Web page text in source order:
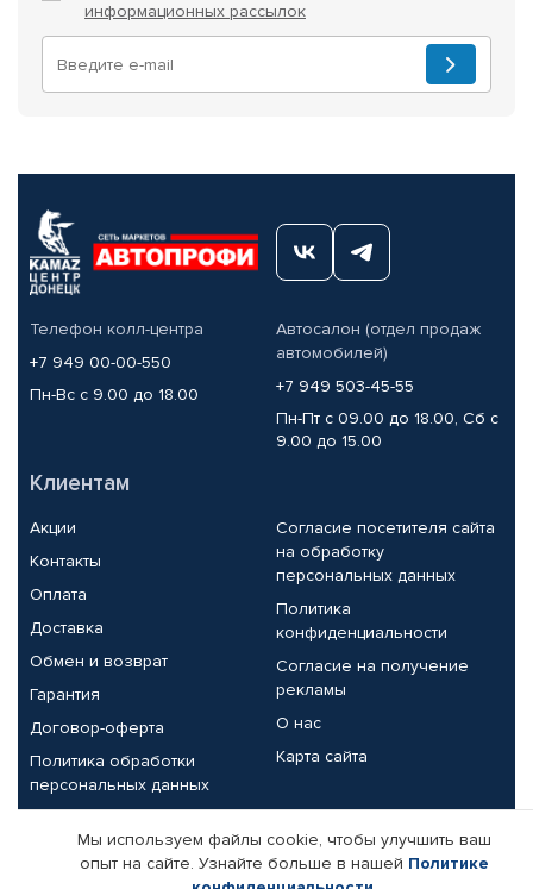
информационных рассылок
Телефон колл-центра
+7 949 00-00-550
Пн-Вс с 9.00 до 18.00
Автосалон (отдел продаж
автомобилей)
+7 949 503-45-55
Пн-Пт с 09.00 до 18.00, Сб с
9.00 до 15.00
Клиентам
Акции
Контакты
Оплата
Доставка
Обмен и возврат
Гарантия
Договор-оферта
Политика обработки
персональных данных
Согласие посетителя сайта
на обработку
персональных данных
Политика
конфиденциальности
Согласие на получение
рекламы
О нас
Карта сайта
Партнерам
Корпоративным клиентам Реквизиты компании
Мы используем файлы cookie, чтобы улучшить ваш
опыт на сайте. Узнайте больше в нашей Политике